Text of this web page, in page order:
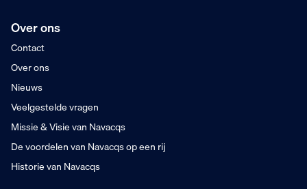
Over ons
Contact
Over ons
Nieuws
Veelgestelde vragen
Missie & Visie van Navacqs
De voordelen van Navacqs op een rij
Historie van Navacqs